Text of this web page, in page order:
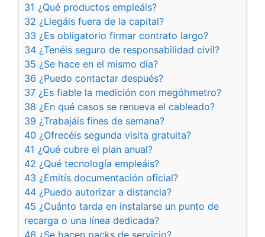
31 ¿Qué productos empleáis?
32 ¿Llegáis fuera de la capital?
33 ¿Es obligatorio firmar contrato largo?
34 ¿Tenéis seguro de responsabilidad civil?
35 ¿Se hace en el mismo día?
36 ¿Puedo contactar después?
37 ¿Es fiable la medición con megóhmetro?
38 ¿En qué casos se renueva el cableado?
39 ¿Trabajáis fines de semana?
40 ¿Ofrecéis segunda visita gratuita?
41 ¿Qué cubre el plan anual?
42 ¿Qué tecnología empleáis?
43 ¿Emitís documentación oficial?
44 ¿Puedo autorizar a distancia?
45 ¿Cuánto tarda en instalarse un punto de
recarga o una línea dedicada?
46 ¿Se hacen packs de servicio?